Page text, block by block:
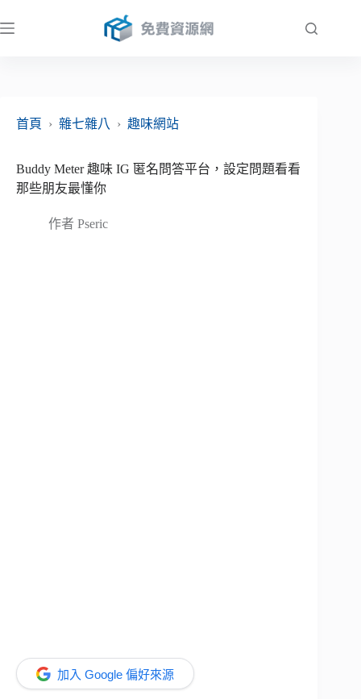
至
首頁
› 雜七雜八 › 趣味網站
Buddy Meter 趣味 IG 匿名問答平台，設定問題看看
那些朋友最懂你
作者 Pseric
加入 Google 偏好來源